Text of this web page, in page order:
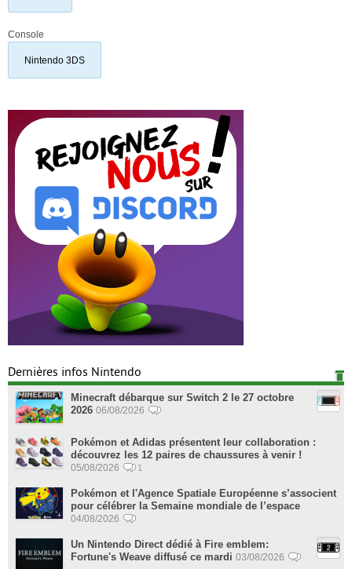
Console
Nintendo 3DS
Dernières infos Nintendo
Minecraft débarque sur Switch 2 le 27 octobre
2026 06/08/2026
Pokémon et Adidas présentent leur collaboration :
découvrez les 12 paires de chaussures à venir !
05/08/2026 1
Pokémon et l'Agence Spatiale Européenne s’associent
pour célébrer la Semaine mondiale de l’espace
04/08/2026
Un Nintendo Direct dédié à Fire emblem:
Fortune's Weave diffusé ce mardi 03/08/2026